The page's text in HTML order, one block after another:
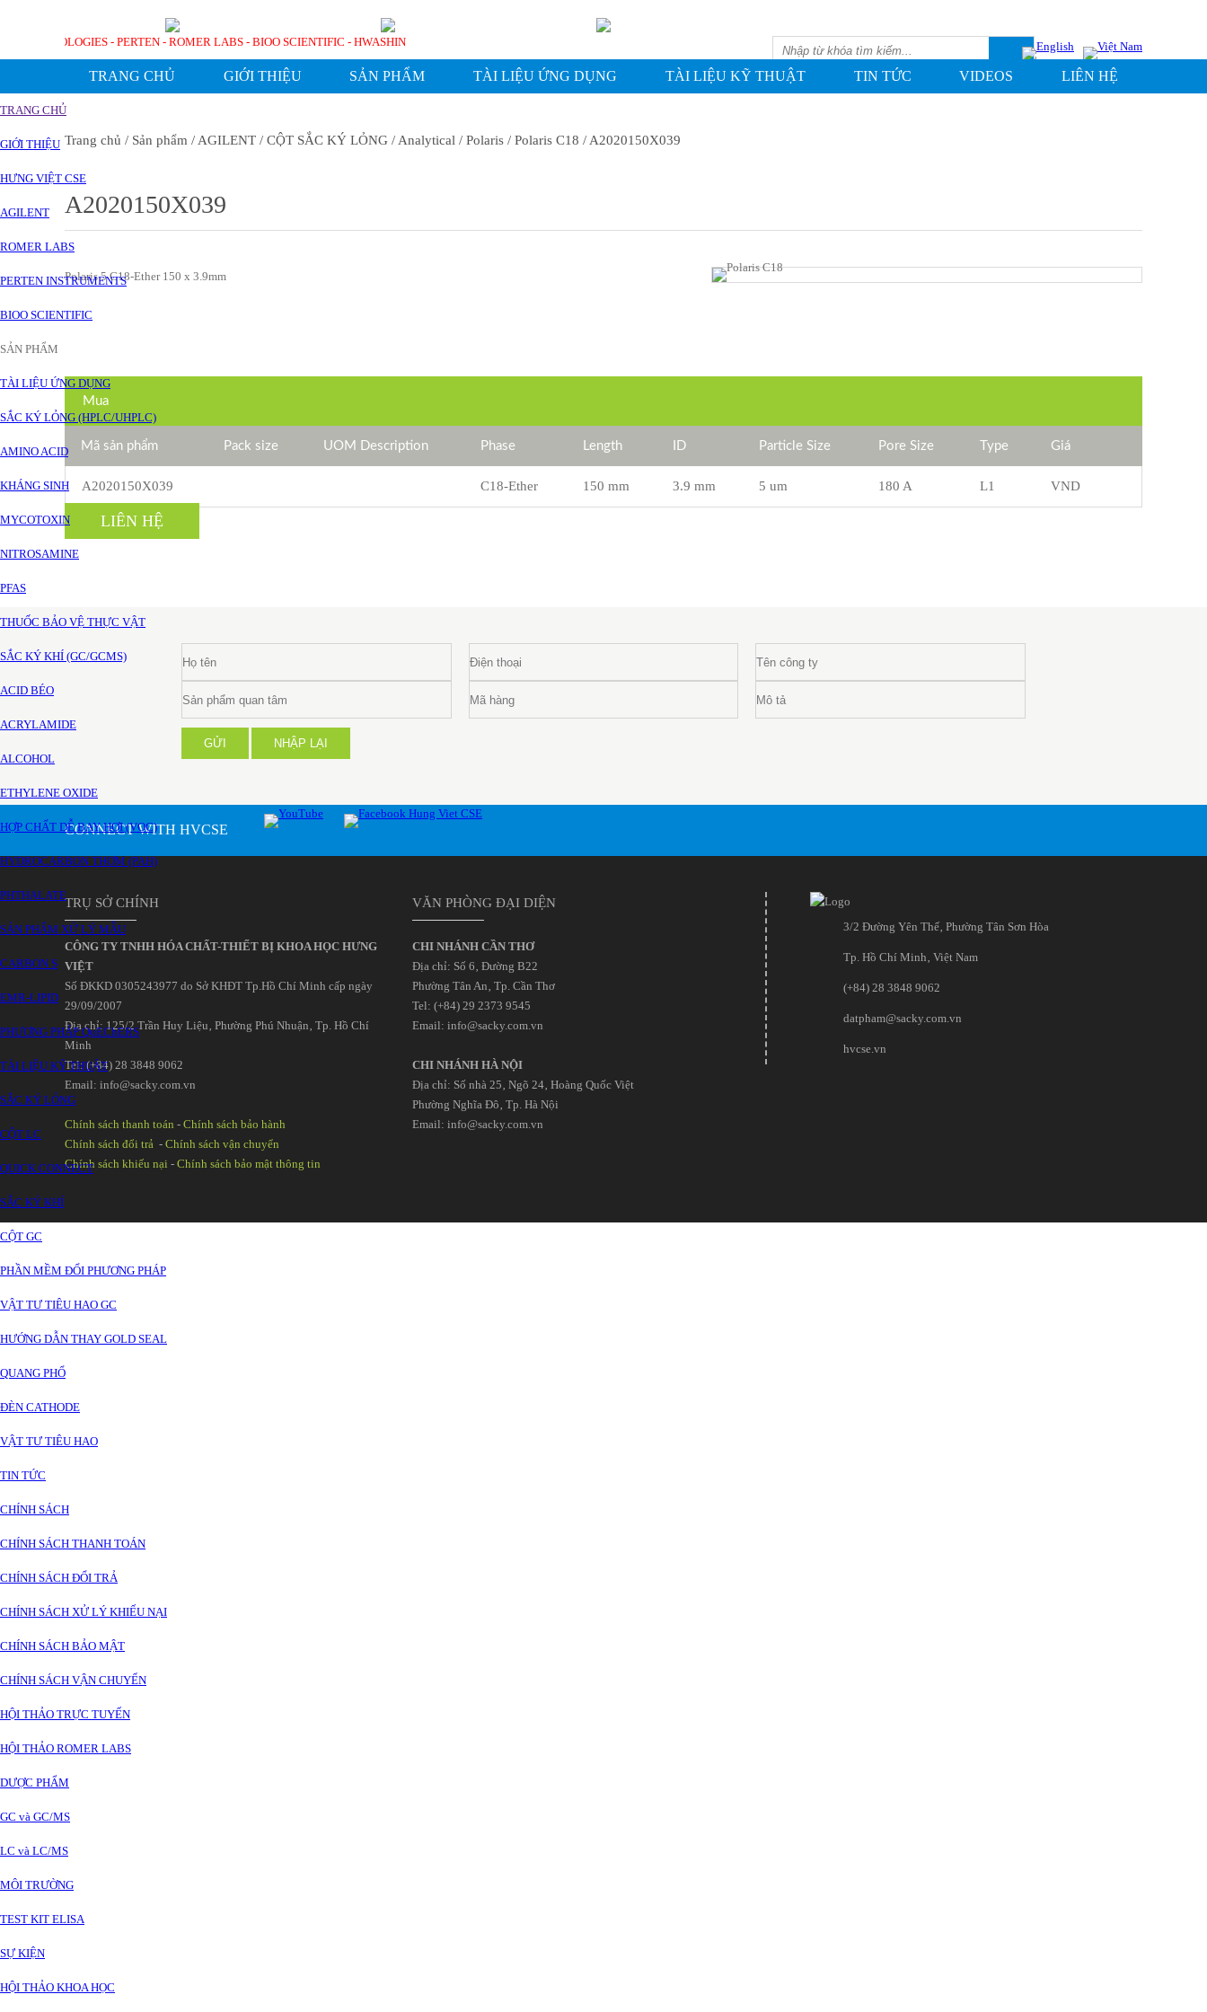
TECHNOLOGIES - PERTEN - ROMER LABS - BIOO SCIENTIFIC - HWASHIN
TRANG CHỦ GIỚI THIỆU SẢN PHẨM TÀI LIỆU ỨNG DỤNG TÀI LIỆU KỸ THUẬT TIN TỨC VIDEOS LIÊN HỆ
TRANG CHỦ
GIỚI THIỆU
HƯNG VIỆT CSE
AGILENT
ROMER LABS
PERTEN INSTRUMENTS
BIOO SCIENTIFIC
SẢN PHẨM
TÀI LIỆU ỨNG DỤNG
SẮC KÝ LỎNG (HPLC/UHPLC)
AMINO ACID
KHÁNG SINH
MYCOTOXIN
NITROSAMINE
PFAS
THUỐC BẢO VỆ THỰC VẬT
SẮC KÝ KHÍ (GC/GCMS)
ACID BÉO
ACRYLAMIDE
ALCOHOL
ETHYLENE OXIDE
HỢP CHẤT DỄ BAY HƠI (VOC)
HYDROCARBON THƠM (PAH)
PHTHALATE
SẢN PHẨM XỬ LÝ MẪU
CARBON S
EMR-LIPID
PHƯƠNG PHÁP QuEChERS
TÀI LIỆU KỸ THUẬT
SẮC KÝ LỎNG
CỘT LC
QUICK CONNECT
SẮC KÝ KHÍ
CỘT GC
PHẦN MỀM ĐỔI PHƯƠNG PHÁP
VẬT TƯ TIÊU HAO GC
HƯỚNG DẪN THAY GOLD SEAL
QUANG PHỔ
ĐÈN CATHODE
VẬT TƯ TIÊU HAO
TIN TỨC
CHÍNH SÁCH
CHÍNH SÁCH THANH TOÁN
CHÍNH SÁCH ĐỔI TRẢ
CHÍNH SÁCH XỬ LÝ KHIẾU NẠI
CHÍNH SÁCH BẢO MẬT
CHÍNH SÁCH VẬN CHUYỂN
HỘI THẢO TRỰC TUYẾN
HỘI THẢO ROMER LABS
DƯỢC PHẨM
GC và GC/MS
LC và LC/MS
MÔI TRƯỜNG
TEST KIT ELISA
SỰ KIỆN
HỘI THẢO KHOA HỌC
Trang chủ / Sản phẩm / AGILENT / CỘT SẮC KÝ LỎNG / Analytical / Polaris / Polaris C18 / A2020150X039
A2020150X039
Polaris 5 C18-Ether 150 x 3.9mm
Mua
Mã sản phẩm Pack size UOM Description Phase Length ID Particle Size Pore Size Type Giá
A2020150X039 C18-Ether 150 mm 3.9 mm 5 um 180 A L1 VND
LIÊN HỆ
GỬI NHẬP LẠI
CONNECT WITH HVCSE
TRỤ SỞ CHÍNH
CÔNG TY TNHH HÓA CHẤT-THIẾT BỊ KHOA HỌC HƯNG
VIỆT
Số ĐKKD 0305243977 do Sở KHĐT Tp.Hồ Chí Minh cấp ngày
29/09/2007
Đia chỉ: 125/2 Trần Huy Liệu‚ Phường Phú Nhuận‚ Tp. Hồ Chí
Minh
Tel: (+84) 28 3848 9062
Email: info@sacky.com.vn
Chính sách thanh toán - Chính sách bảo hành
Chính sách đổi trả - Chính sách vận chuyển
Chính sách khiếu nại - Chính sách bảo mật thông tin
VĂN PHÒNG ĐẠI DIỆN
CHI NHÁNH CẦN THƠ
Địa chỉ: Số 6‚ Đường B22
Phường Tân An‚ Tp. Cần Thơ
Tel: (+84) 29 2373 9545
Email: info@sacky.com.vn
CHI NHÁNH HÀ NỘI
Địa chỉ: Số nhà 25‚ Ngõ 24‚ Hoàng Quốc Việt
Phường Nghĩa Đô‚ Tp. Hà Nội
Email: info@sacky.com.vn
3/2 Đường Yên Thế‚ Phường Tân Sơn Hòa
Tp. Hồ Chí Minh‚ Việt Nam
(+84) 28 3848 9062
datpham@sacky.com.vn
hvcse.vn